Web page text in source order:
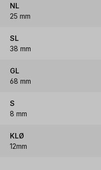
NL
25 mm
SL
38 mm
GL
68 mm
S
8 mm
KLØ
12mm